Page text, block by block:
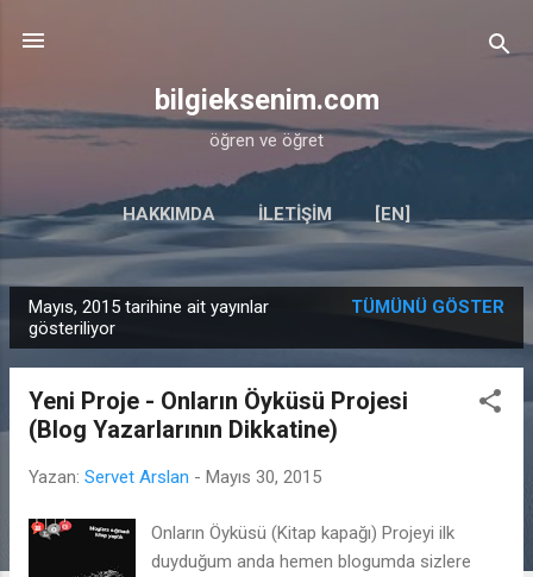
bilgieksenim.com
öğren ve öğret
HAKKIMDA İLETIŞIM [EN]
a
Mayıs, 2015 tarihine ait yayınlar
gösteriliyor
TÜMÜNÜ GÖSTER
Yeni Proje - Onların Öyküsü Projesi
(Blog Yazarlarının Dikkatine)
Yazan: Servet Arslan - Mayıs 30, 2015
Onların Öyküsü (Kitap kapağı) Projeyi ilk
duyduğum anda hemen blogumda sizlere